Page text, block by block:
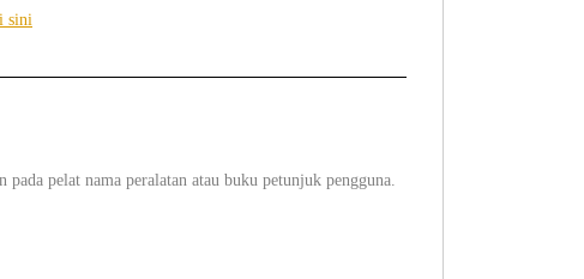
sini
pelat nama peralatan atau buku petunjuk pengguna.